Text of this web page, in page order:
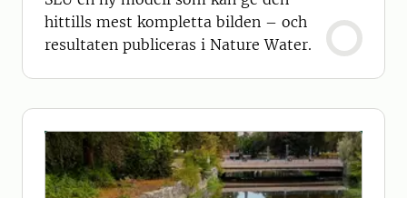
hittills mest kompletta bilden – och
resultaten publiceras i Nature Water.